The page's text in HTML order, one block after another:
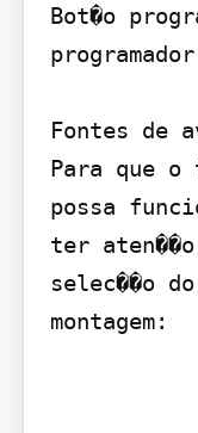
Bot�o
programador
Fontes de
Para que
possa
ter
selec��o